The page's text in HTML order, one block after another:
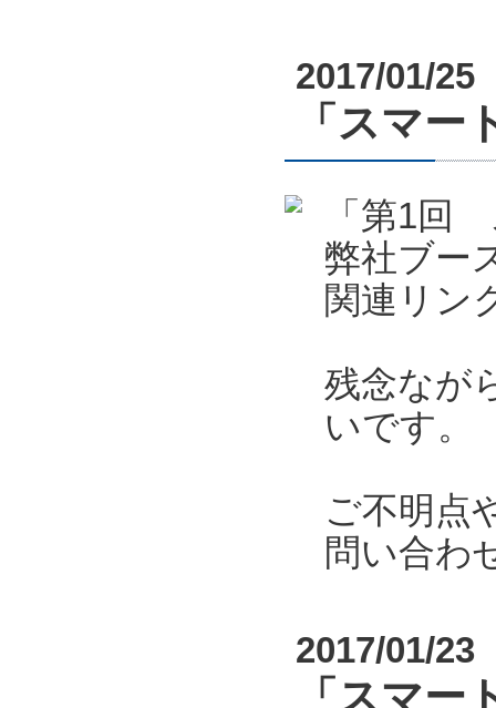
2017/01/25
「スマー
「第1回
弊社ブー
関連リン
残念なが
いです。
ご不明点
問い合わ
2017/01/23
「スマ